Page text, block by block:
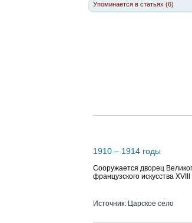
Упоминается в статьях (6)
1910 – 1914 годы
Сооружается дворец
французского искусства ХVIII
Источник: Царское село